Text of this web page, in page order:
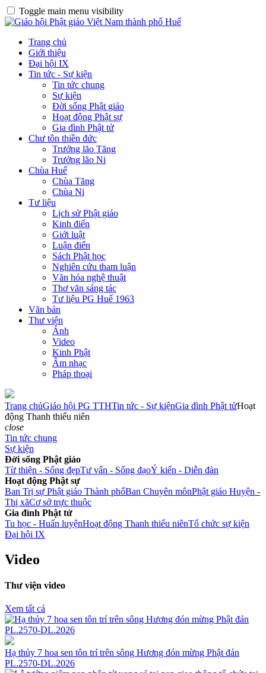
Toggle main menu visibility
Trang chủ
Giới thiệu
Đại hội IX
Tin tức - Sự kiện
Tin tức chung
Sự kiện
Đời sống Phật giáo
Hoạt động Phật sự
Gia đình Phật tử
Chư tôn thiền đức
Trưởng lão Tăng
Trưởng lão Ni
Chùa Huế
Chùa Tăng
Chùa Ni
Tư liệu
Lịch sử Phật giáo
Kinh điển
Giới luật
Luận điển
Sách Phật học
Nghiên cứu tham luận
Văn hóa nghệ thuật
Thơ văn sáng tác
Tư liệu PG Huế 1963
Văn bản
Thư viện
Ảnh
Video
Kinh Phật
Âm nhạc
Pháp thoại
Trang chủGiáo hội PG TTHTin tức - Sự kiệnGia đình Phật tửHoạt
động Thanh thiếu niên
close
Tin tức chung
Sự kiện
Đời sống Phật giáo
Từ thiện - Sống đẹpTư vấn - Sống đạoÝ kiến - Diễn đàn
Hoạt động Phật sự
Ban Trị sự Phật giáo Thành phốBan Chuyên mônPhật giáo Huyện -
Thị xãCơ sở trực thuộc
Gia đình Phật tử
Tu học - Huấn luyệnHoạt động Thanh thiếu niênTổ chức sự kiện
Đại hội IX
Video
Thư viện video
Xem tất cả
Hạ thủy 7 hoa sen tôn trí trên sông Hương đón mừng Phật đản
PL.2570-DL.2026